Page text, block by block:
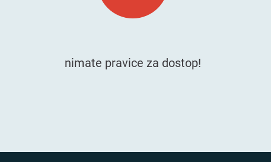
nimate pravice za dostop!